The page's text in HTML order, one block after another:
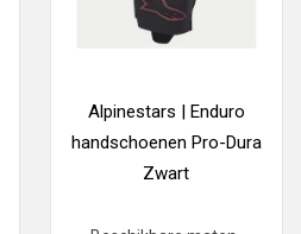
Alpinestars | Enduro
handschoenen Pro-Dura
Zwart